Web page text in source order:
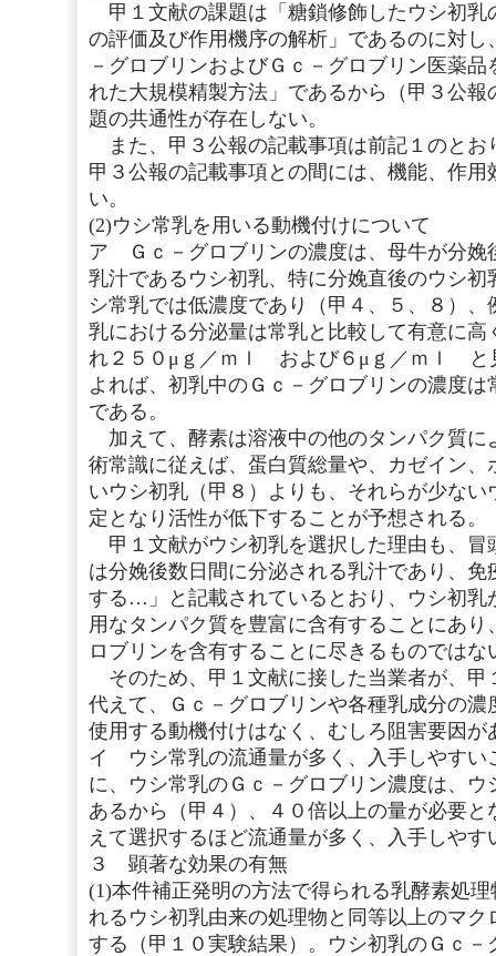
甲１文献の課題は「糖鎖修飾したウシ初乳
の評価及び作用機序の解析」であるのに対
－グロブリンおよびＧｃ－グロブリン医薬
れた大規模精製方法」であるから（甲３公
題の共通性が存在しない。
また、甲３公報の記載事項は前記１のとお
甲３公報の記載事項との間には、機能、作
い。
(2)ウシ常乳を用いる動機付けについて
ア Ｇｃ－グロブリンの濃度は、母牛が分娩
乳汁であるウシ初乳、特に分娩直後のウシ
シ常乳では低濃度であり（甲４、５、８）
乳における分泌量は常乳と比較して有意に
れ２５０μｇ／ｍｌ および６μｇ／ｍｌ と
よれば、初乳中のＧｃ－グロブリンの濃度
である。
加えて、酵素は溶液中の他のタンパク質に
術常識に従えば、蛋白質総量や、カゼイン
いウシ初乳（甲８）よりも、それらが少な
定となり活性が低下することが予想される。
甲１文献がウシ初乳を選択した理由も、冒
は分娩後数日間に分泌される乳汁であり、
する…」と記載されているとおり、ウシ初乳
用なタンパク質を豊富に含有することにあ
ロブリンを含有することに尽きるものではな
そのため、甲１文献に接した当業者が、甲
代えて、Ｇｃ－グロブリンや各種乳成分の
使用する動機付けはなく、むしろ阻害要因が
イ ウシ常乳の流通量が多く、入手しやすい
に、ウシ常乳のＧｃ－グロブリン濃度は、
あるから（甲４）、４０倍以上の量が必要
えて選択するほど流通量が多く、入手しやす
３ 顕著な効果の有無
(1)本件補正発明の方法で得られる乳酵素処
れるウシ初乳由来の処理物と同等以上のマ
する（甲１０実験結果）。ウシ初乳のＧｃ